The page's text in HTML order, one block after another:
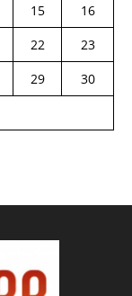
15
16
22
23
29
30